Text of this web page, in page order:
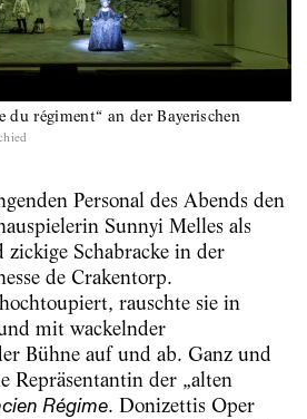
régiment“ an der Bayerischen
Personal des Abends den
Sunnyi Melles als
Schabracke in der
de Crakentorp.
rauschte sie in
mit wackelnder
Bühne auf und ab. Ganz und
Repräsentantin der „alten
Régime. Donizettis Oper